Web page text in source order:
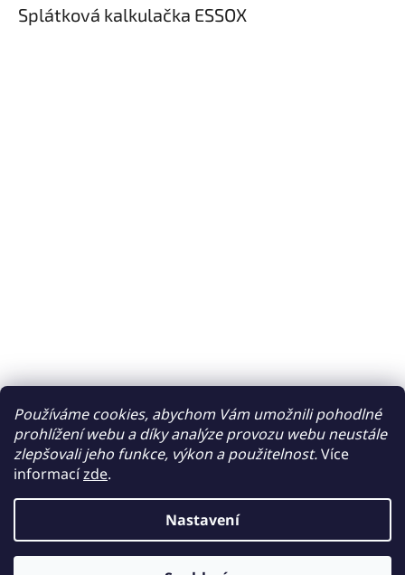
Používáme cookies, abychom Vám umožnili pohodlné
prohlížení webu a díky analýze provozu webu neustále
zlepšovali jeho funkce, výkon a použitelnost.Více
informacízde.
Nastavení
Splátková kalkulačka ESSOX